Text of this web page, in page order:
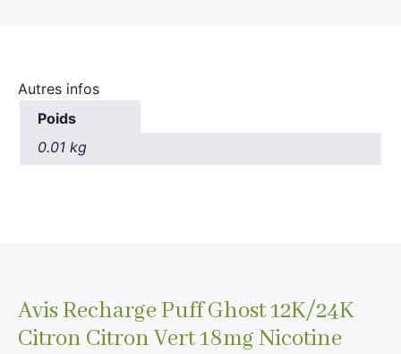
Autres infos
Poids
0.01 kg
AvisRecharge Puff Ghost 12K/24K
Citron Citron Vert 18mg Nicotine